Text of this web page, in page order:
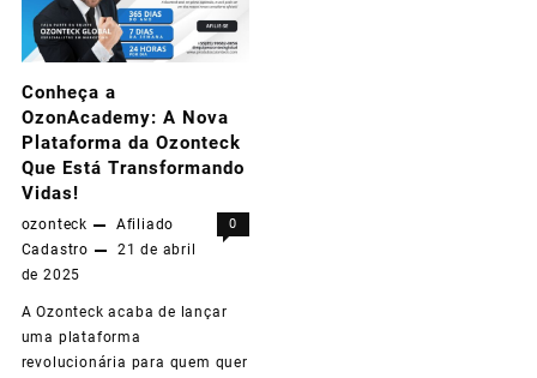
llegó
la
Argentina
y
crecer
vos!
Conheça a
OzonAcademy: A Nova
Plataforma da Ozonteck
Que Está Transformando
Vidas!
ozonteck
Afiliado
Cadastro
21 de abril
de 2025
0
A Ozonteck acaba de lançar
uma plataforma
revolucionária para quem quer